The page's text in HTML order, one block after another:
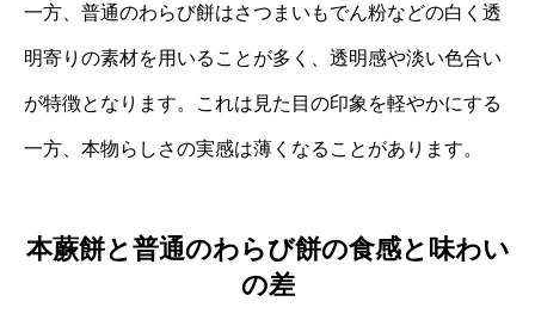
一方、普通のわらび餅はさつまいもでん粉などの白く透
明寄りの素材を用いることが多く、透明感や淡い色合い
が特徴となります。これは見た目の印象を軽やかにする
一方、本物らしさの実感は薄くなることがあります。
本蕨餅と普通のわらび餅の食感と味わい
の差